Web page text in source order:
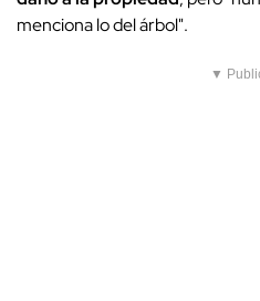
menciona lo del árbol".
▼